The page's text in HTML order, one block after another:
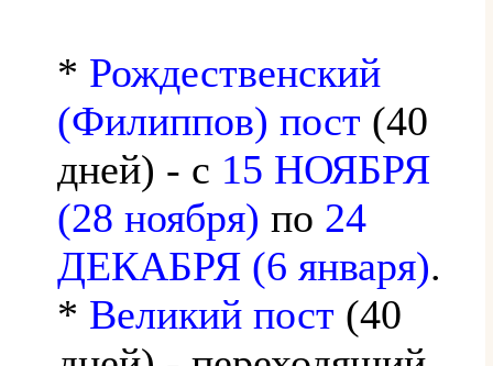
* Рождественский
(Филиппов) пост (40
дней) - с 15 НОЯБРЯ
(28 ноября) по 24
ДЕКАБРЯ (6 января).
* Великий пост (40